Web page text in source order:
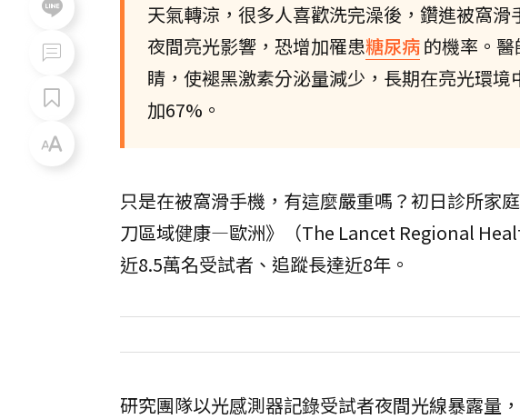
天氣轉涼，很多人喜歡洗完澡後，鑽進被窩
夜間亮光影響，恐增加罹患糖尿病的機率。
睛，使褪黑激素分泌量減少，長期在亮光環
加67%。
只是在被窩滑手機，有這麼嚴重嗎？初日診所家
刀區域健康—歐洲》（The Lancet Regional
近8.5萬名受試者、追蹤長達近8年。
研究團隊以光感測器記錄受試者夜間光線暴露量